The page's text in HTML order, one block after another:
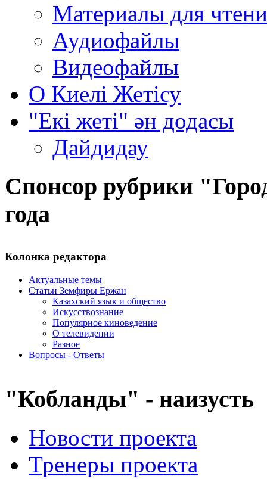
Материалы для
Аудиофайлы
Видеофайлы
О Киелi Жетiсу
"Екі жеті" ән додасы
Дайдидау
Спонсор рубрики
года
Колонка редактора
Актуальные темы
Статьи Земфиры Ержан
Казахский язык и общество
Искусствознание
Популярное киноведение
О телевидении
Разное
Вопросы - Ответы
"Кобланды" - наизусть
Новости проекта
Тренеры проекта